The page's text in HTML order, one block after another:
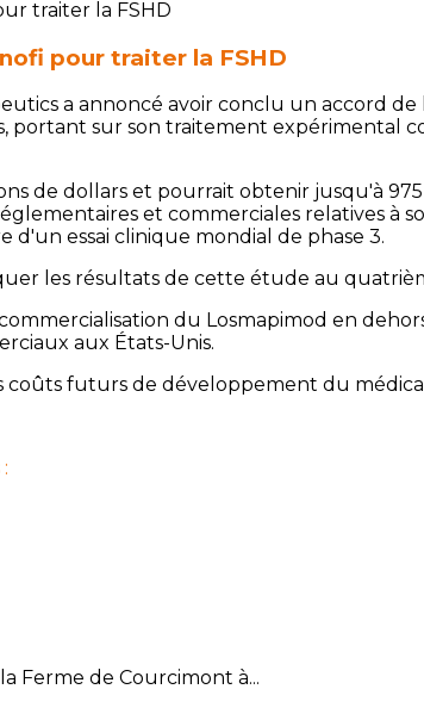
pour traiter la FSHD
a annoncé avoir conclu un accord de
sur son traitement expérimental
de dollars et pourrait obtenir jusqu'à
et commerciales relatives à
d'un essai clinique mondial de phase 3.
les résultats de cette étude au
du Losmapimod en
aux États-Unis.
coûts futurs de développement du
Ferme de Courcimont à...